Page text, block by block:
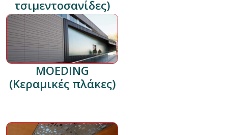
τσιμεντοσανίδες)
MOEDING
(Κεραμικές πλάκες)